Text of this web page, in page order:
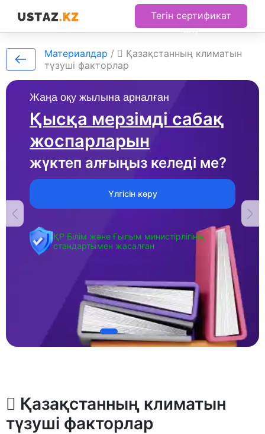
Тегін сертификат
алу
Жаңа оқу жылына арналған
Қысқа мерзімді сабақ
жоспарларын
жүктеп алғыңыз келеді ме?
Үлгісін көру
ҚР Білім және Ғылым министірлігінің
стандартымен жасалған
Материалдар /  Қазақстанның климатын
түзуші факторлар
 Қазақстанның климатын
түзуші факторлар